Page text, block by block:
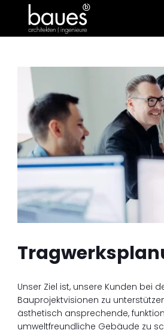
Unser Ziel ist, unsere Kunden bei
Bauprojektvisionen zu
ästhetisch ansprechende,
umweltfreundliche Gebäude zu